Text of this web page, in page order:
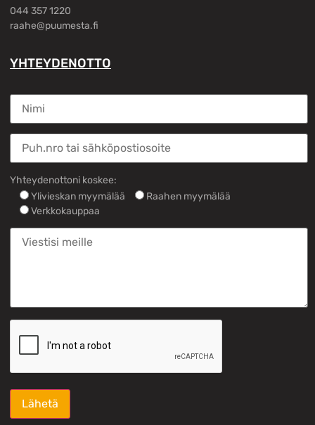
044 357 1220
raahe@puumesta.fi
YHTEYDENOTTO
Yhteydenottoni koskee:
Ylivieskan myymälää
Raahen myymälää
Verkkokauppaa